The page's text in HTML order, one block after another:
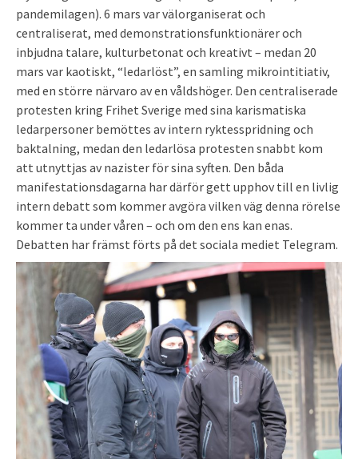
pandemilagen). 6 mars var välorganiserat och
centraliserat, med demonstrationsfunktionärer och
inbjudna talare, kulturbetonat och kreativt – medan 20
mars var kaotiskt, “ledarlöst”, en samling mikrointitiativ,
med en större närvaro av en våldshöger. Den centraliserade
protesten kring Frihet Sverige med sina karismatiska
ledarpersoner bemöttes av intern ryktesspridning och
baktalning, medan den ledarlösa protesten snabbt kom
att utnyttjas av nazister för sina syften. Den båda
manifestationsdagarna har därför gett upphov till en livlig
intern debatt som kommer avgöra vilken väg denna rörelse
kommer ta under våren – och om den ens kan enas.
Debatten har främst förts på det sociala mediet Telegram.